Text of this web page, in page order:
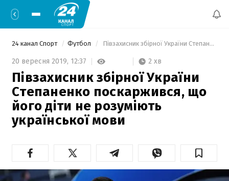
24 канал Спорт Футбол Півзахисник збірної України Степаненко поскаржився, що його діти не розуміють української мови
20 вересня 2019, 12:37 2 хв
Півзахисник збірної України
Степаненко поскаржився, що
його діти не розуміють
української мови